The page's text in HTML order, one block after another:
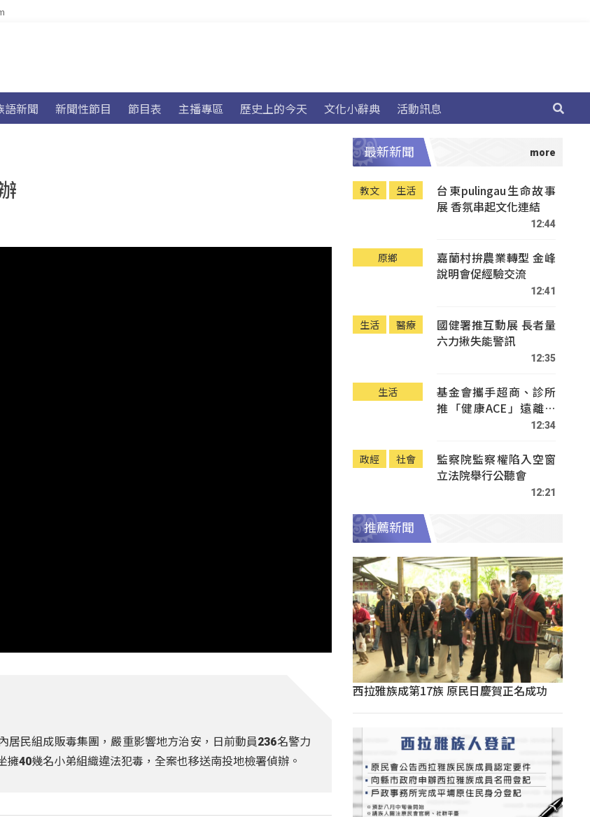
語新聞 新聞性節目 節目表 主播專區 歷史上的今天 文化小辭典 活動訊息
居民組成販毒集團，嚴重影響地方治安，日前動員236名警力
40幾名小弟組織違法犯毒，全案也移送南投地檢署偵辦。
最新新聞
教文 生活
台東pulingau生命故事
展 香氛串起文化連結
12:44
原鄉
嘉蘭村拚農業轉型 金峰
說明會促經驗交流
12:41
生活 醫療
國健署推互動展 長者量
六力揪失能警訊
12:35
生活
基金會攜手超商、診所
推「健康ACE」遠離疾
12:34
政經 社會
監察院監察權陷入空窗
立法院舉行公聽會
12:21
推薦新聞
西拉雅族成第17族 原民日慶賀正名成功